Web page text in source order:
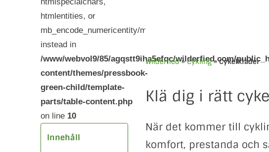
htmlentities, or
mb_encode_numericentity/mb_decode_numericentity
instead in
/www/webvol9/85/agqstt9iha5efqc/wilderfied.com/
content/themes/pressbook-
green-child/template-
parts/table-content.php
on line 10
Innehåll
Wilderfied»Cykling»Cykelkläder
Klä dig i rätt
När det kommer till
komfort, prestanda och